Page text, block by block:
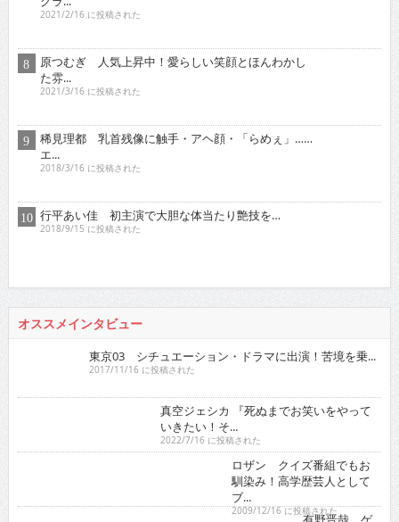
た雰...
2021/3/16 に投稿された
稀見理都 乳首残像に触手・アヘ顔・「らめぇ」……
エ...
2018/3/16 に投稿された
行平あい佳 初主演で大胆な体当たり艶技を…
2018/9/15 に投稿された
東京03 シチュエーション・ドラマに出演！苦境を乗...
2017/11/16 に投稿された
いきたい！そ...
2022/7/16 に投稿された
ロザン クイズ番組でもお
馴染み！高学歴芸人として
ブ...
2009/12/16 に投稿された
有野晋哉 ゲ
ーム・アニ
メ・漫画・ア
通！単...